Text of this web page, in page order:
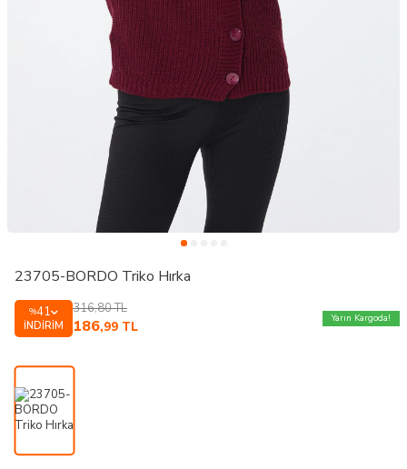
23705-BORDO Triko Hırka
%41
İNDIRIM
316,80TL
186,99 TL
Yarın Kargoda!